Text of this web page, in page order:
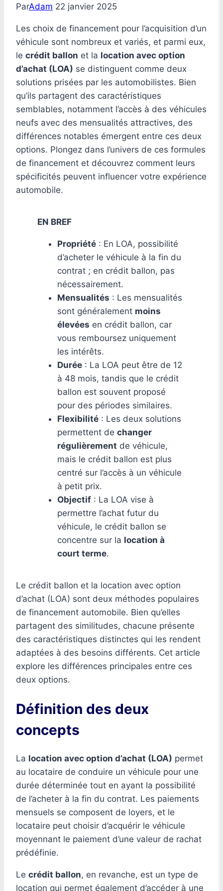
ParAdam 22 janvier 2025
Les choix de financement pour l’acquisition d’un
véhicule sont nombreux et variés, et parmi eux,
le crédit ballon et la location avec option
d’achat (LOA) se distinguent comme deux
solutions prisées par les automobilistes. Bien
qu’ils partagent des caractéristiques
semblables, notamment l’accès à des véhicules
neufs avec des mensualités attractives, des
différences notables émergent entre ces deux
options. Plongez dans l’univers de ces formules
de financement et découvrez comment leurs
spécificités peuvent influencer votre expérience
automobile.
EN BREF
Propriété : En LOA, possibilité
d’acheter le véhicule à la fin du
contrat ; en crédit ballon, pas
nécessairement.
Mensualités : Les mensualités
sont généralement moins
élevées en crédit ballon, car
vous remboursez uniquement
les intérêts.
Durée : La LOA peut être de 12
à 48 mois, tandis que le crédit
ballon est souvent proposé
pour des périodes similaires.
Flexibilité : Les deux solutions
permettent de changer
régulièrement de véhicule,
mais le crédit ballon est plus
centré sur l’accès à un véhicule
à petit prix.
Objectif : La LOA vise à
permettre l’achat futur du
véhicule, le crédit ballon se
concentre sur la location à
court terme.
Le crédit ballon et la location avec option
d’achat (LOA) sont deux méthodes populaires
de financement automobile. Bien qu’elles
partagent des similitudes, chacune présente
des caractéristiques distinctes qui les rendent
adaptées à des besoins différents. Cet article
explore les différences principales entre ces
deux options.
Définition des deux
concepts
La location avec option d’achat (LOA) permet
au locataire de conduire un véhicule pour une
durée déterminée tout en ayant la possibilité
de l’acheter à la fin du contrat. Les paiements
mensuels se composent de loyers, et le
locataire peut choisir d’acquérir le véhicule
moyennant le paiement d’une valeur de rachat
prédéfinie.
Le crédit ballon, en revanche, est un type de
location qui permet également d’accéder à une